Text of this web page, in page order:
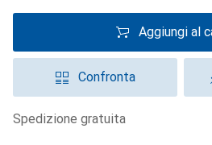
Aggiungi al
Confronta
spedizione gratuita